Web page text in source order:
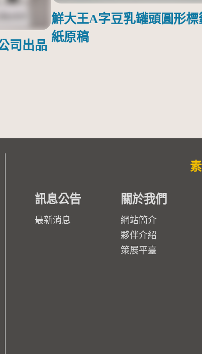
司出品
鮮大王A字豆乳罐頭圓形標
紙原稿
訊息公告
最新消息
關於我們
網站簡介
夥伴介紹
策展平臺